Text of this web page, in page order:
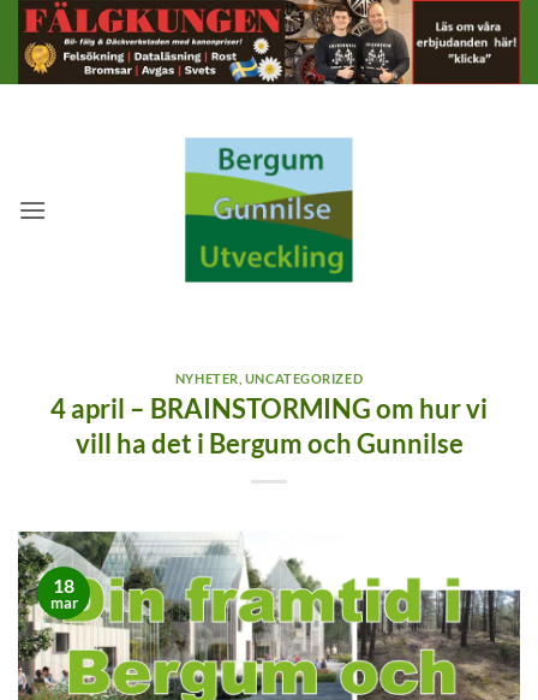
Skip
content
NYHETER UNCATEGORIZED
4 april – BRAINSTORMING om hur vi
vill ha det i Bergum och Gunnilse
18
mar